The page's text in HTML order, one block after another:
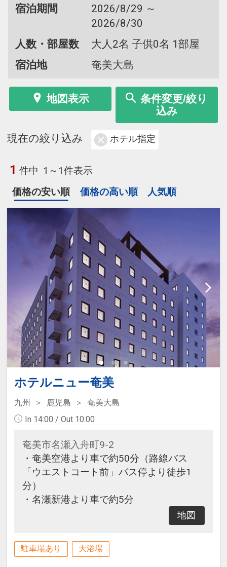
宿泊期間
2026/8/29 ～
2026/8/30
人数・部屋数
大人2名 子供0名 1部屋
宿泊地
奄美大島
地図表示
条件変更/絞り
込み
現在の絞り込み ホテル指定
1 件中 1～1件表示
価格の安い順
価格の高い順 人気順
ホテルニュー奄美
九州 鹿児島
奄美大島
In 14:00 / Out 10:00
奄美市名瀬入舟町9-2
・奄美空港より車で約50分（路線バス
「ウエストコート前」バス停より徒歩1
分）
・名瀬新港より車で約5分
地図
駐車場あり 大浴場